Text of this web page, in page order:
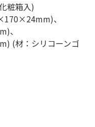
粧箱入)
、
、
(材：シリコーンゴ